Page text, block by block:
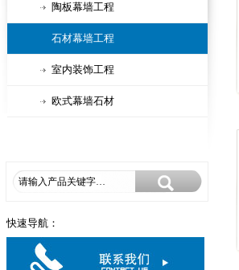
陶板幕墙工程
石材幕墙工程
室内装饰工程
欧式幕墙石材
快速导航：